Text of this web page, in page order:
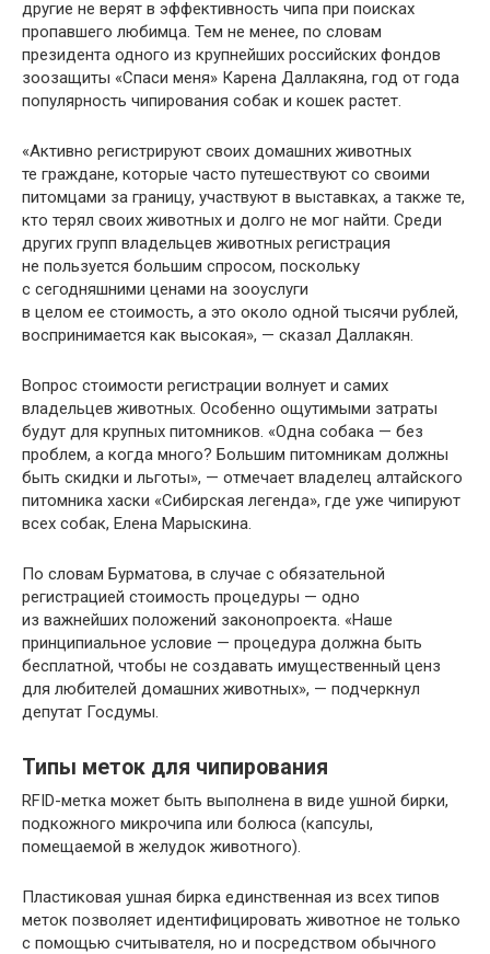
другие не верят в эффективность чипа при поисках
пропавшего любимца. Тем не менее, по словам
президента одного из крупнейших российских фондов
зоозащиты «Спаси меня» Карена Даллакяна, год от года
популярность чипирования собак и кошек растет.
«Активно регистрируют своих домашних животных
те граждане, которые часто путешествуют со своими
питомцами за границу, участвуют в выставках, а также те,
кто терял своих животных и долго не мог найти. Среди
других групп владельцев животных регистрация
не пользуется большим спросом, поскольку
с сегодняшними ценами на зооуслуги
в целом ее стоимость, а это около одной тысячи рублей,
воспринимается как высокая», — сказал Даллакян.
Вопрос стоимости регистрации волнует и самих
владельцев животных. Особенно ощутимыми затраты
будут для крупных питомников. «Одна собака — без
проблем, а когда много? Большим питомникам должны
быть скидки и льготы», — отмечает владелец алтайского
питомника хаски «Сибирская легенда», где уже чипируют
всех собак, Елена Марыскина.
По словам Бурматова, в случае с обязательной
регистрацией стоимость процедуры — одно
из важнейших положений законопроекта. «Наше
принципиальное условие — процедура должна быть
бесплатной, чтобы не создавать имущественный ценз
для любителей домашних животных», — подчеркнул
депутат Госдумы.
Типы меток для чипирования
RFID-метка может быть выполнена в виде ушной бирки,
подкожного микрочипа или болюса (капсулы,
помещаемой в желудок животного).
Пластиковая ушная бирка единственная из всех типов
меток позволяет идентифицировать животное не только
с помощью считывателя, но и посредством обычного